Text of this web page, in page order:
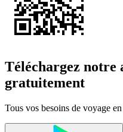
Téléchargez notre
gratuitement
Tous vos besoins de voyage